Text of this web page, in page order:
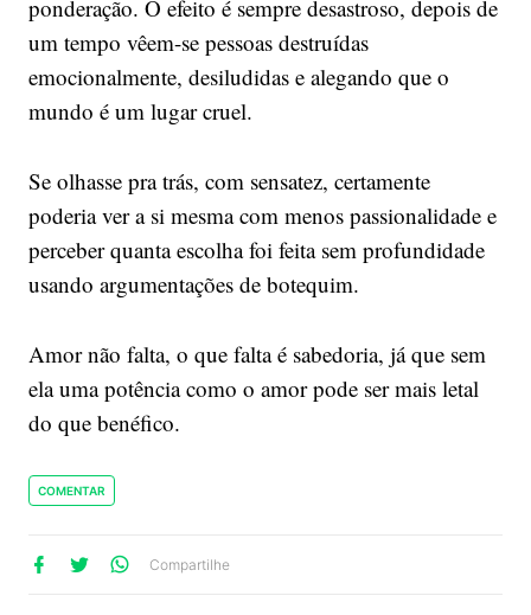
ponderação. O efeito é sempre desastroso, depois de
um tempo vêem-se pessoas destruídas
emocionalmente, desiludidas e alegando que o
mundo é um lugar cruel.
Se olhasse pra trás, com sensatez, certamente
poderia ver a si mesma com menos passionalidade e
perceber quanta escolha foi feita sem profundidade
usando argumentações de botequim.
Amor não falta, o que falta é sabedoria, já que sem
ela uma potência como o amor pode ser mais letal
do que benéfico.
COMENTAR
Compartilhe